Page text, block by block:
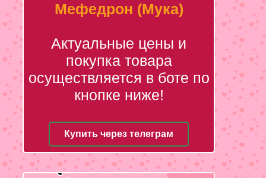
Мефедрон (Мука)
Актуальные цены и
покупка товара
осуществляется в боте по
кнопке ниже!
Купить через телеграм